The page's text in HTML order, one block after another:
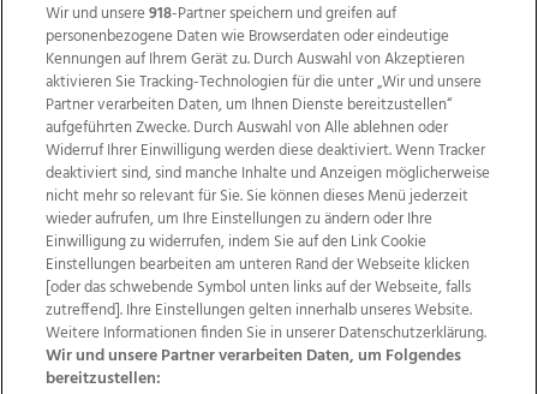
Wir über uns Mediadaten Kontakt
Jobs
Datenschutz
Impressum
AGB Anzeigekunden
AGB Website
Ehrenkodex Politische Werbung
Wir und unsere918-Partner speichern und greifen auf
personenbezogene Daten wie Browserdaten oder eindeutige
Kennungen auf Ihrem Gerät zu. Durch Auswahl von Akzeptieren
aktivieren Sie Tracking-Technologien für die unter „Wir und unsere
Partner verarbeiten Daten, um Ihnen Dienste bereitzustellen“
aufgeführten Zwecke. Durch Auswahl von Alle ablehnen oder
Widerruf Ihrer Einwilligung werden diese deaktiviert. Wenn Tracker
deaktiviert sind, sind manche Inhalte und Anzeigen möglicherweise
nicht mehr so relevant für Sie. Sie können dieses Menü jederzeit
wieder aufrufen, um Ihre Einstellungen zu ändern oder Ihre
Einwilligung zu widerrufen, indem Sie auf den Link Cookie
Einstellungen bearbeiten am unteren Rand der Webseite klicken
[oder das schwebende Symbol unten links auf der Webseite, falls
zutreffend]. Ihre Einstellungen gelten innerhalb unseres Website.
Weitere Informationen finden Sie in unserer Datenschutzerklärung.
Wir und unsere Partner verarbeiten Daten, um Folgendes
bereitzustellen: